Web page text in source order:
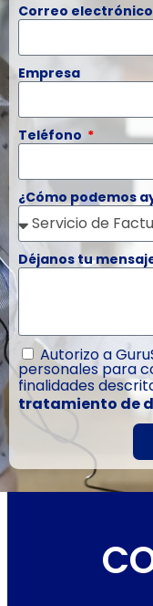
Correo electrónico
Empresa
Teléfono
¿Cómo podemos
Déjanos tu
Autorizo a
personales para
finalidades
tratamiento de